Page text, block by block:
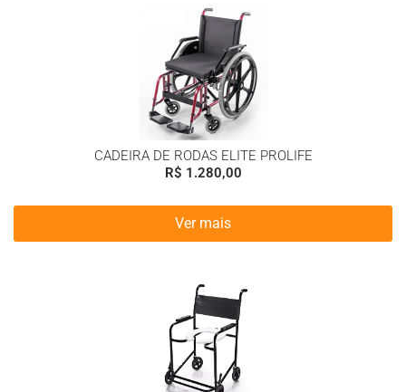
CADEIRA DE RODAS ELITE PROLIFE
R$ 1.280,00
Ver mais